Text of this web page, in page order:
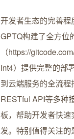
开发者生态的完善
GPTQ构建了全方位
（https://
Int4）提供完整的部
到云端服务的全流程
RESTful API等多种
板，帮助开发者快
发。特别值得关注